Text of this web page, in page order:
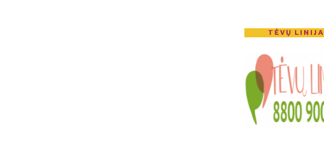
TĖVŲ LINIJA